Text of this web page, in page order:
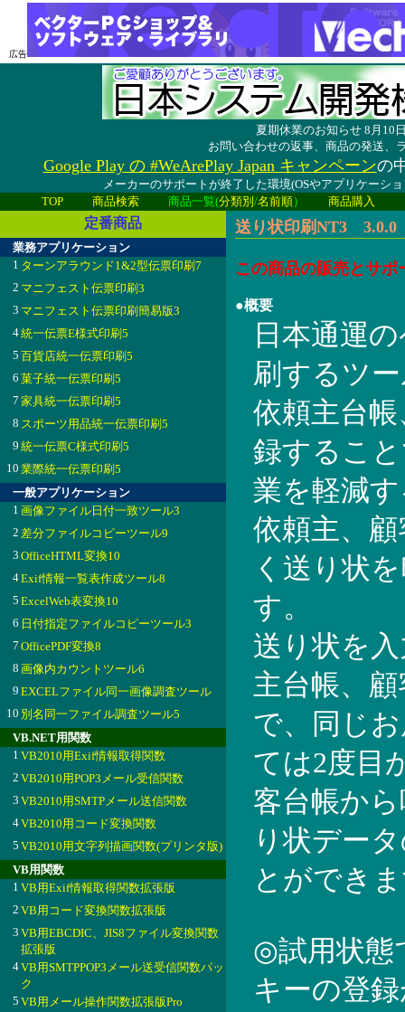
広告
夏期休業のお知らせ 8月10
お問い合わせの返事、商品の発送、
Google Play の #WeArePlay Japan キャンペーンの
メーカーのサポートが終了した環境(OSやアプリケーシ
TOP
商品検索 商品一覧(分類別 /名前順） 商品購入
定番商品
業務アプリケーション
1 ターンアラウンド1&2型伝票印刷7
2 マニフェスト伝票印刷3
3 マニフェスト伝票印刷簡易版3
4統一伝票E様式印刷5
5 百貨店統一伝票印刷5
6 菓子統一伝票印刷5
7 家具統一伝票印刷5
8 スポーツ用品統一伝票印刷5
9 統一伝票C様式印刷5
10 業際統一伝票印刷5
一般アプリケーション
1 画像ファイル日付一致ツール3
2 差分ファイルコピーツール9
3 OfficeHTML変換10
4Exif情報一覧表作成ツール8
5 ExcelWeb表変換10
6 日付指定ファイルコピーツール3
7 OfficePDF変換8
8 画像内カウントツール6
9 EXCELファイル同一画像調査ツール
10 別名同一ファイル調査ツール5
VB.NET用関数
1 VB2010用Exif情報取得関数
2 VB2010用POP3メール受信関数
3 VB2010用SMTPメール送信関数
4VB2010用コード変換関数
5 VB2010用文字列描画関数(プリンタ版)
VB用関数
1 VB用Exif情報取得関数拡張版
2 VB用コード変換関数拡張版
3 VB用EBCDIC、JIS8ファイル変換関数
拡張版
4VB用SMTPPOP3メール送受信関数パッ
ク
5 VB用メール操作関数拡張版Pro
送り状印刷NT3 3.0.0
この商品の販売とサ
●概要
日本通運
刷するツ
依頼主台
録するこ
業を軽減
依頼主、
く送り状
す。
送り状を
主台帳、
で、同じ
ては2度目
客台帳か
り状デー
とができ
◎試用状態
キーの登